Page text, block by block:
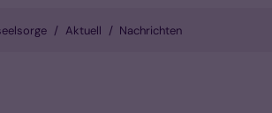
Aktuell Nachrichten